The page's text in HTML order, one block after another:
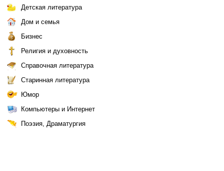
Детская литература
Дом и семья
Бизнес
Религия и духовность
Справочная литература
Старинная литература
Юмор
Компьютеры и Интернет
Поэзия, Драматургия